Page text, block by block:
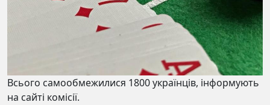
Всього самообмежилися 1800 українців, інформують
на сайті комісії.